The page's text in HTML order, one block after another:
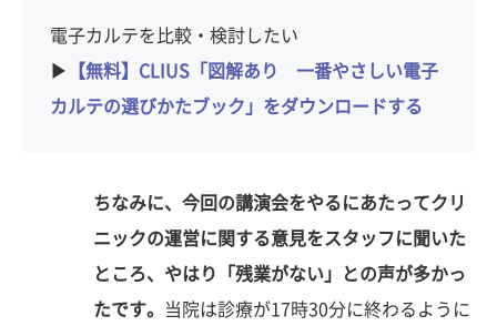
電子カルテを比較・検討したい
▶︎
【無料】CLIUS「図解あり 一番やさしい電子
カルテの選びかたブック」をダウンロードする
ちなみに、今回の講演会をやるにあたってクリ
ニックの運営に関する意見をスタッフに聞いた
ところ、やはり「残業がない」との声が多かっ
たです。
当院は診療が17時30分に終わるように